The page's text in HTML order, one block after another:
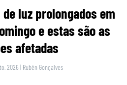
luz prolongados em
e estas são as
afetadas
2026 | Rubén Gonçalves